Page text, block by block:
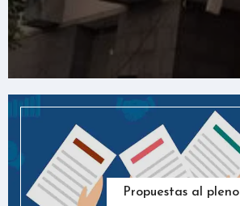
Propuestas al pleno